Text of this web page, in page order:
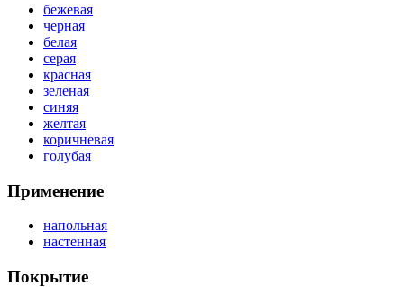
бежевая
черная
белая
серая
красная
зеленая
синяя
желтая
коричневая
голубая
Применение
напольная
настенная
Покрытие